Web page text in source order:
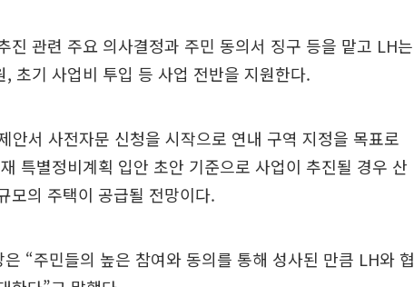
진 관련 주요 의사결정과 주민 동의서 징구 등을 맡고 LH는
초기 사업비 투입 등 사업 전반을 지원한다.
안서 사전자문 신청을 시작으로 연내 구역 지정을 목표로
특별정비계획 입안 초안 기준으로 사업이 추진될 경우 산
모의 주택이 공급될 전망이다.
“주민들의 높은 참여와 동의를 통해 성사된 만큼 LH와 협